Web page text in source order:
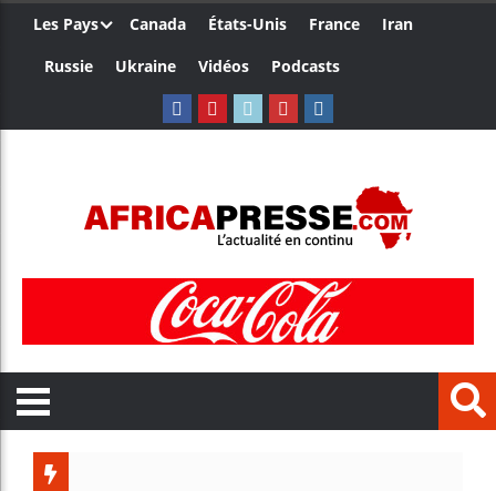
Les Pays Canada États-Unis France
Iran
Russie
Ukraine Vidéos Podcasts